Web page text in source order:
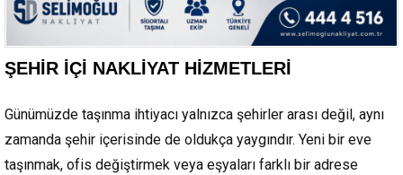
ŞEHİR İÇİ NAKLİYAT HİZMETLERİ
Günümüzde taşınma ihtiyacı yalnızca şehirler arası değil, aynı
zamanda şehir içerisinde de oldukça yaygındır. Yeni bir eve
taşınmak, ofis değiştirmek veya eşyaları farklı bir adrese